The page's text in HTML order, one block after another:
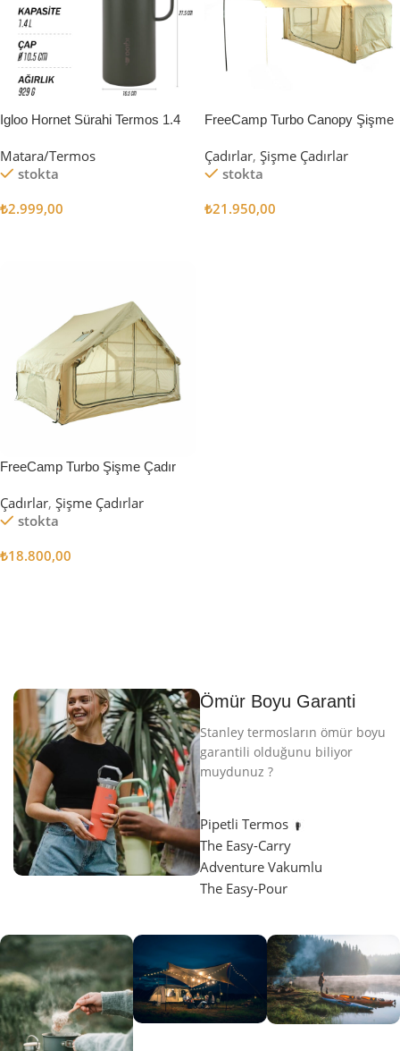
Igloo Hornet Sürahi Termos 1.4
Matara/Termos
stokta
₺2.999,00
FreeCamp Turbo Canopy Şişme
Çadırlar, Şişme Çadırlar
stokta
₺21.950,00
FreeCamp Turbo Şişme Çadır
Çadırlar, Şişme Çadırlar
stokta
₺18.800,00
Ömür Boyu Garanti
Stanley termosların ömür boyu
garantili olduğunu biliyor
muydunuz ?
Pipetli Termos
The Easy-Carry
Adventure Vakumlu
The Easy-Pour